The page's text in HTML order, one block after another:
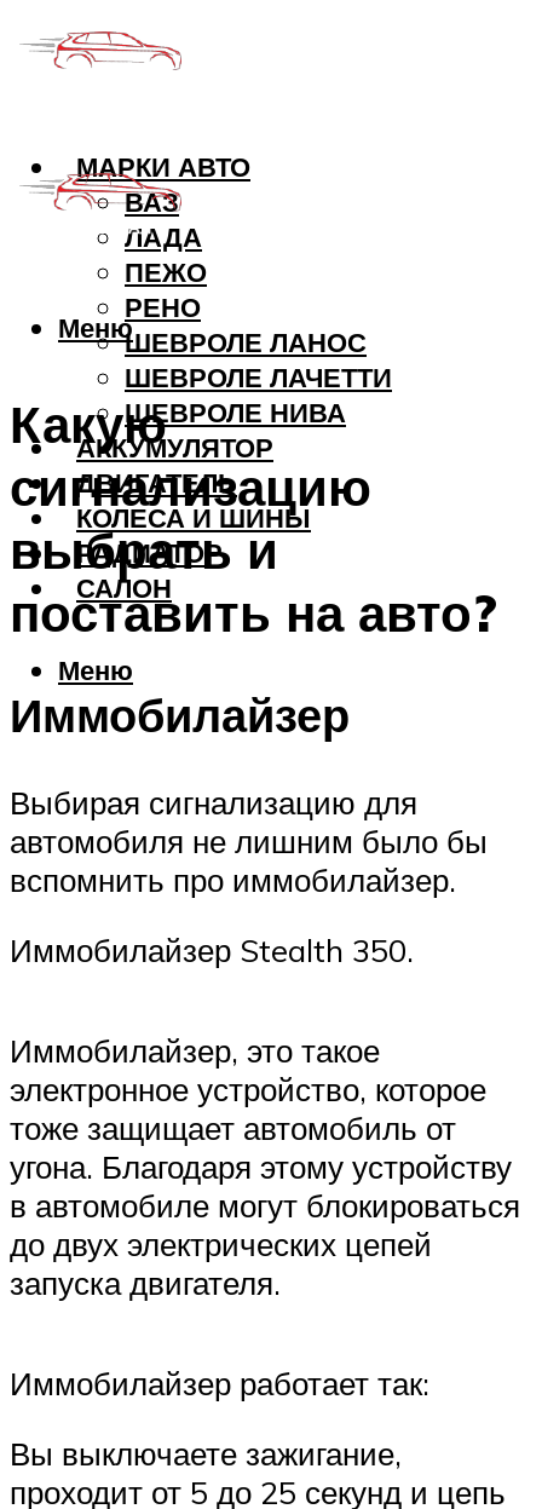
МАРКИ АВТО
ВАЗ
ЛАДА
ПЕЖО
РЕНО
ШЕВРОЛЕ ЛАНОС
ШЕВРОЛЕ ЛАЧЕТТИ
ШЕВРОЛЕ НИВА
АККУМУЛЯТОР
ДВИГАТЕЛЬ
КОЛЕСА И ШИНЫ
РАДИАТОР
САЛОН
Меню
Меню
Какую
сигнализацию
выбрать и
поставить на авто?
Иммобилайзер
Выбирая сигнализацию для
автомобиля не лишним было бы
вспомнить про иммобилайзер.
Иммобилайзер Stealth 350.
Иммобилайзер, это такое
электронное устройство, которое
тоже защищает автомобиль от
угона. Благодаря этому устройству
в автомобиле могут блокироваться
до двух электрических цепей
запуска двигателя.
Иммобилайзер работает так:
Вы выключаете зажигание,
проходит от 5 до 25 секунд и цепь